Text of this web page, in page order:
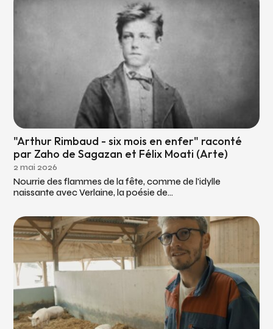
"Arthur Rimbaud - six mois en enfer" raconté
par Zaho de Sagazan et Félix Moati (Arte)
2 mai 2026
Nourrie des flammes de la fête, comme de l'idylle
naissante avec Verlaine, la poésie de...